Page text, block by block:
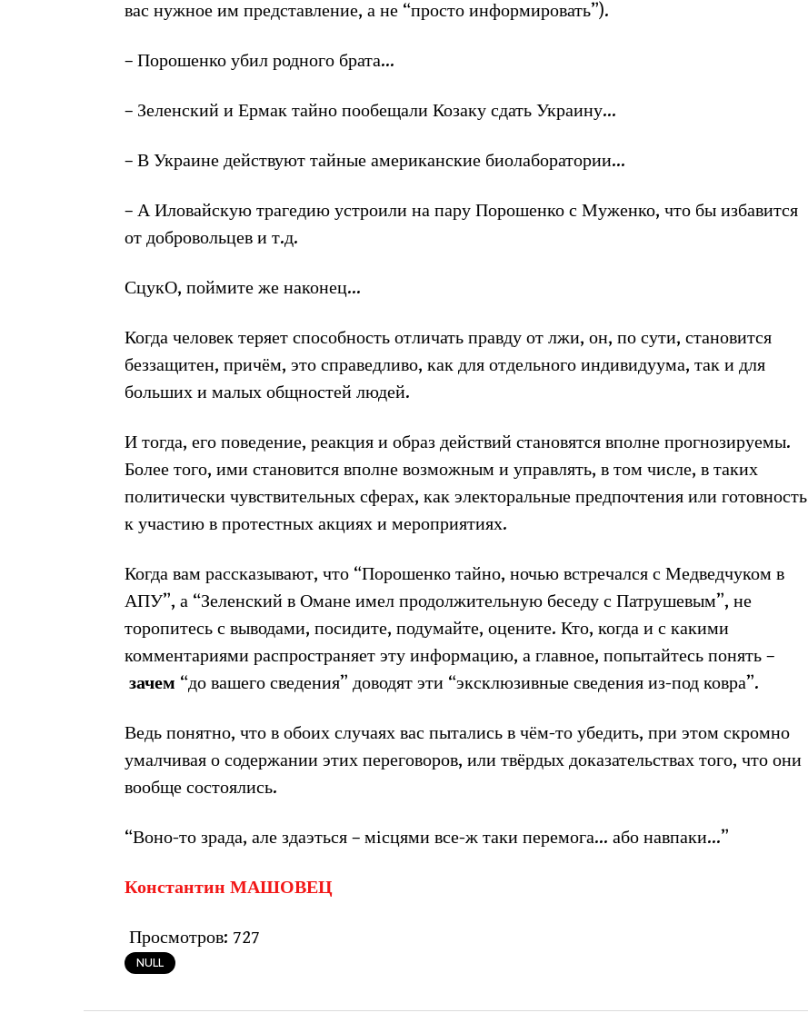
вас нужное им представление, а не “просто информировать”).
– Порошенко убил родного брата…
– Зеленский и Ермак тайно пообещали Козаку сдать Украину…
– В Украине действуют тайные американские биолаборатории…
– А Иловайскую трагедию устроили на пару Порошенко с Муженко, что бы избавится
от добровольцев и т.д.
СцукО, поймите же наконец…
Когда человек теряет способность отличать правду от лжи, он, по сути, становится
беззащитен, причём, это справедливо, как для отдельного индивидуума, так и для
больших и малых общностей людей.
И тогда, его поведение, реакция и образ действий становятся вполне прогнозируемы.
Более того, ими становится вполне возможным и управлять, в том числе, в таких
политически чувствительных сферах, как электоральные предпочтения или готовность
к участию в протестных акциях и мероприятиях.
Когда вам рассказывают, что “Порошенко тайно, ночью встречался с Медведчуком в
АПУ”, а “Зеленский в Омане имел продолжительную беседу с Патрушевым”, не
торопитесь с выводами, посидите, подумайте, оцените. Кто, когда и с какими
комментариями распространяет эту информацию, а главное, попытайтесь понять –
зачем “до вашего сведения” доводят эти “эксклюзивные сведения из-под ковра”.
Ведь понятно, что в обоих случаях вас пытались в чём-то убедить, при этом скромно
умалчивая о содержании этих переговоров, или твёрдых доказательствах того, что они
вообще состоялись.
“Воно-то зрада, але здаэться – місцями все-ж таки перемога… або навпаки…”
Константин МАШОВЕЦ
Просмотров: 727
NULL